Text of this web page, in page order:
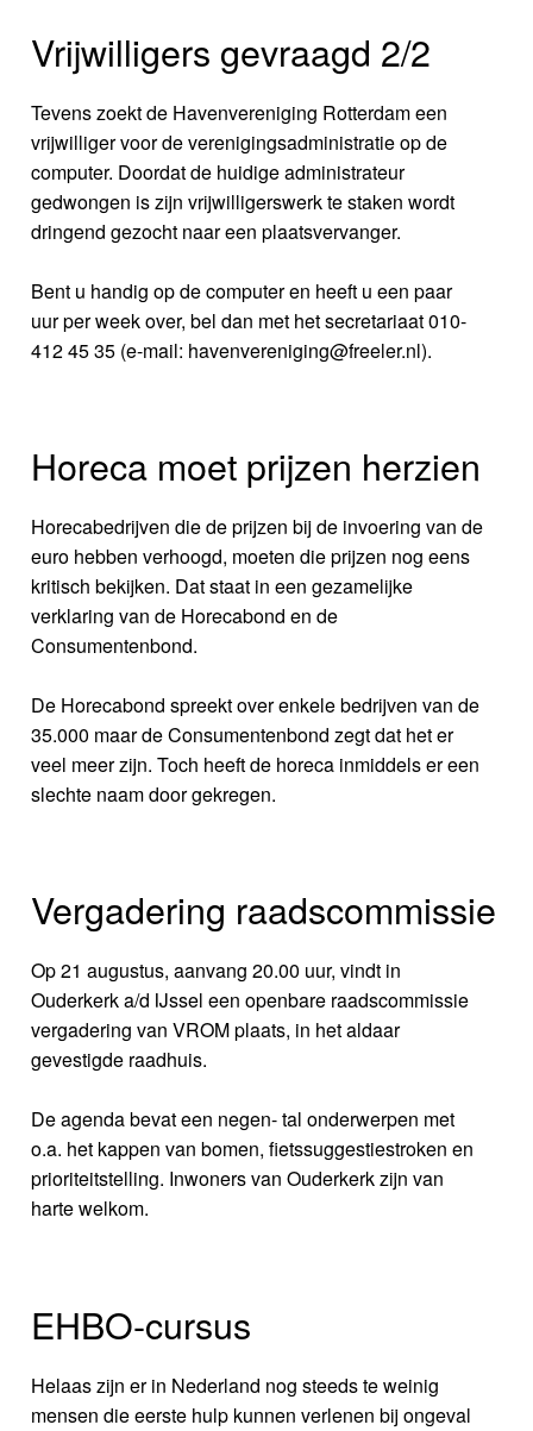
Vrijwilligers gevraagd 2/2
Tevens zoekt de Havenvereniging Rotterdam een
vrijwilliger voor de verenigingsadministratie op de
computer. Doordat de huidige administrateur
gedwongen is zijn vrijwilligerswerk te staken wordt
dringend gezocht naar een plaatsvervanger.
Bent u handig op de computer en heeft u een paar
uur per week over, bel dan met het secretariaat 010-
412 45 35 (e-mail: havenvereniging@freeler.nl).
Horeca moet prijzen herzien
Horecabedrijven die de prijzen bij de invoering van de
euro hebben verhoogd, moeten die prijzen nog eens
kritisch bekijken. Dat staat in een gezamelijke
verklaring van de Horecabond en de
Consumentenbond.
De Horecabond spreekt over enkele bedrijven van de
35.000 maar de Consumentenbond zegt dat het er
veel meer zijn. Toch heeft de horeca inmiddels er een
slechte naam door gekregen.
Vergadering raadscommissie
Op 21 augustus, aanvang 20.00 uur, vindt in
Ouderkerk a/d IJssel een openbare raadscommissie
vergadering van VROM plaats, in het aldaar
gevestigde raadhuis.
De agenda bevat een negen- tal onderwerpen met
o.a. het kappen van bomen, fietssuggestiestroken en
prioriteitstelling. Inwoners van Ouderkerk zijn van
harte welkom.
EHBO-cursus
Helaas zijn er in Nederland nog steeds te weinig
mensen die eerste hulp kunnen verlenen bij ongeval